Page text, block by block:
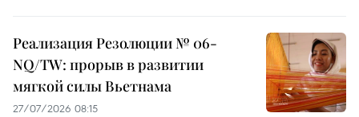
Реализация Резолюции № 06-
NQ/TW: прорыв в развитии
мягкой силы Вьетнама
27/07/2026 08:15